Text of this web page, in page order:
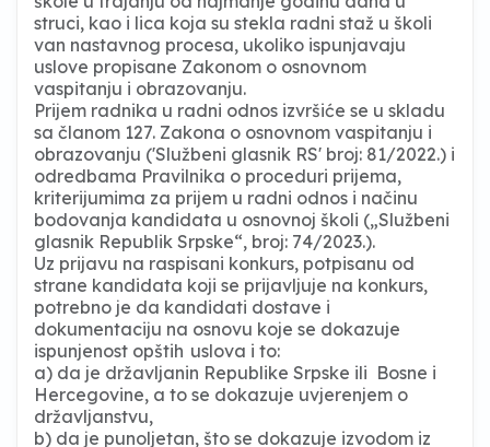
struci, kao i lica koja su stekla radni staž u školi
van nastavnog procesa, ukoliko ispunjavaju
uslove propisane Zakonom o osnovnom
vaspitanju i obrazovanju.
Prijem radnika u radni odnos izvršiće se u skladu
sa članom 127. Zakona o osnovnom vaspitanju i
obrazovanju ('Službeni glasnik RS' broj: 81/2022.) i
odredbama Pravilnika o proceduri prijema,
kriterijumima za prijem u radni odnos i načinu
bodovanja kandidata u osnovnoj školi („Službeni
glasnik Republik Srpske“, broj: 74/2023.).
Uz prijavu na raspisani konkurs, potpisanu od
strane kandidata koji se prijavljuje na konkurs,
potrebno je da kandidati dostave i
dokumentaciju na osnovu koje se dokazuje
ispunjenost opštih uslova i to:
a) da je državljanin Republike Srpske ili Bosne i
Hercegovine, a to se dokazuje uvjerenjem o
državljanstvu,
b) da je punoljetan, što se dokazuje izvodom iz